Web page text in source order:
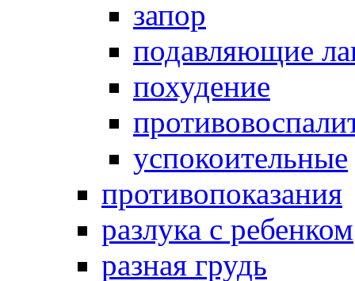
запор
подавляющие
похудение
успокоительные
противопоказания
разлука с ребенком
разная грудь